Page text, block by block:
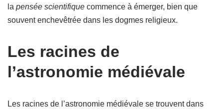
la pensée scientifique commence à émerger, bien que
souvent enchevêtrée dans les dogmes religieux.
Les racines de
l’astronomie médiévale
Les racines de l’astronomie médiévale se trouvent dans